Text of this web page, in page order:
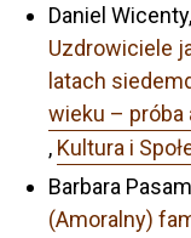
Daniel
Uzdrowiciele
latach
wieku – próba
, Kultura i
Barbara
(Amoralny)